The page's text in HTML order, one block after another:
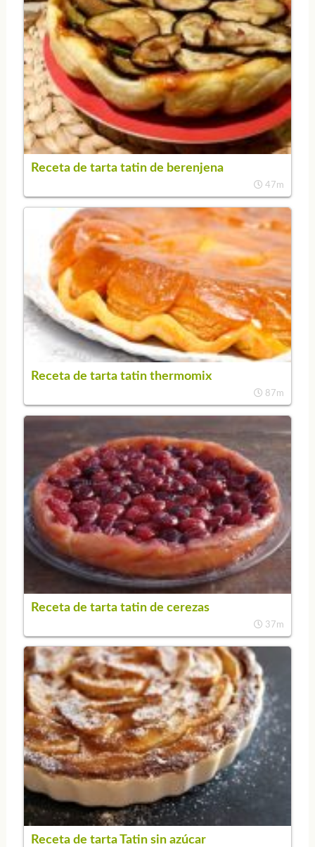
Receta de tarta tatin de berenjena
47m
Receta de tarta tatin thermomix
87m
Receta de tarta tatin de cerezas
37m
Receta de tarta Tatin sin azúcar